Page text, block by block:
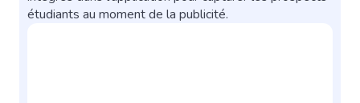
étudiants au moment de la publicité.